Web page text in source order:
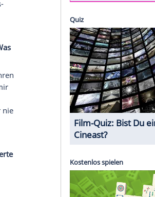
David Garrett
Geiger
und
ein Best-of-
eingespielt
wichtig, dass
Greatest-Hits-